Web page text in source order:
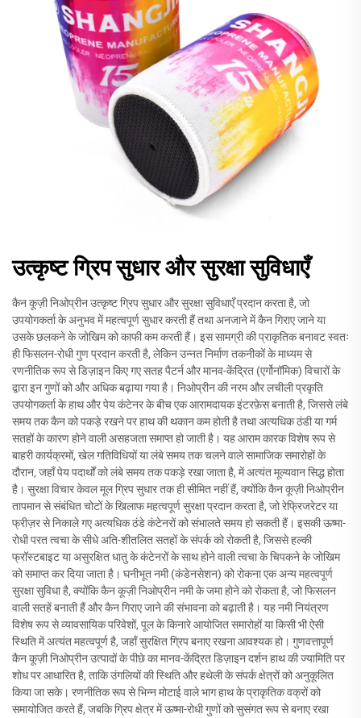
उत्कृष्ट ग्रिप सुधार और सुरक्षा सुविधाएँ
कैन कूज़ी निओप्रीन उत्कृष्ट ग्रिप सुधार और सुरक्षा सुविधाएँ प्रदान करता है, जो
उपयोगकर्ता के अनुभव में महत्वपूर्ण सुधार करती हैं तथा अनजाने में कैन गिराए जाने या
उसके छलकने के जोखिम को काफी कम करती हैं। इस सामग्री की प्राकृतिक बनावट स्वतः
ही फिसलन-रोधी गुण प्रदान करती है, लेकिन उन्नत निर्माण तकनीकों के माध्यम से
रणनीतिक रूप से डिज़ाइन किए गए सतह पैटर्न और मानव-केंद्रित (एर्गोनॉमिक) विचारों के
द्वारा इन गुणों को और अधिक बढ़ाया गया है। निओप्रीन की नरम और लचीली प्रकृति
उपयोगकर्ता के हाथ और पेय कंटेनर के बीच एक आरामदायक इंटरफ़ेस बनाती है, जिससे लंबे
समय तक कैन को पकड़े रखने पर हाथ की थकान कम होती है तथा अत्यधिक ठंडी या गर्म
सतहों के कारण होने वाली असहजता समाप्त हो जाती है। यह आराम कारक विशेष रूप से
बाहरी कार्यक्रमों, खेल गतिविधियों या लंबे समय तक चलने वाले सामाजिक समारोहों के
दौरान, जहाँ पेय पदार्थों को लंबे समय तक पकड़े रखा जाता है, में अत्यंत मूल्यवान सिद्ध होता
है। सुरक्षा विचार केवल मूल ग्रिप सुधार तक ही सीमित नहीं हैं, क्योंकि कैन कूज़ी निओप्रीन
तापमान से संबंधित चोटों के खिलाफ महत्वपूर्ण सुरक्षा प्रदान करता है, जो रेफ्रिजरेटर या
फ्रीज़र से निकाले गए अत्यधिक ठंडे कंटेनरों को संभालते समय हो सकती हैं। इसकी ऊष्मा-
रोधी परत त्वचा के सीधे अति-शीतलित सतहों के संपर्क को रोकती है, जिससे हल्की
फ्रॉस्टबाइट या असुरक्षित धातु के कंटेनरों के साथ होने वाली त्वचा के चिपकने के जोखिम
को समाप्त कर दिया जाता है। घनीभूत नमी (कंडेनसेशन) को रोकना एक अन्य महत्वपूर्ण
सुरक्षा सुविधा है, क्योंकि कैन कूज़ी निओप्रीन नमी के जमा होने को रोकता है, जो फिसलन
वाली सतहें बनाती हैं और कैन गिराए जाने की संभावना को बढ़ाती है। यह नमी नियंत्रण
विशेष रूप से व्यावसायिक परिवेशों, पूल के किनारे आयोजित समारोहों या किसी भी ऐसी
स्थिति में अत्यंत महत्वपूर्ण है, जहाँ सुरक्षित ग्रिप बनाए रखना आवश्यक हो। गुणवत्तापूर्ण
कैन कूज़ी निओप्रीन उत्पादों के पीछे का मानव-केंद्रित डिज़ाइन दर्शन हाथ की ज्यामिति पर
शोध पर आधारित है, ताकि उंगलियों की स्थिति और हथेली के संपर्क क्षेत्रों को अनुकूलित
किया जा सके। रणनीतिक रूप से भिन्न मोटाई वाले भाग हाथ के प्राकृतिक वक्रों को
समायोजित करते हैं, जबकि ग्रिप क्षेत्र में ऊष्मा-रोधी गुणों को सुसंगत रूप से बनाए रखा